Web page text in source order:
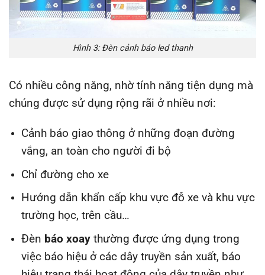
Hình 3: Đèn cảnh báo led thanh
Có nhiều công năng, nhờ tính năng tiện dụng mà
chúng được sử dụng rộng rãi ở nhiều nơi:
Cảnh báo giao thông ở những đoạn đường
vắng, an toàn cho người đi bộ
Chỉ đường cho xe
Hướng dẫn khẩn cấp khu vực đỗ xe và khu vực
trường học, trên cầu…
Đèn báo xoay thường được ứng dụng trong
việc báo hiệu ở các dây truyền sản xuất, báo